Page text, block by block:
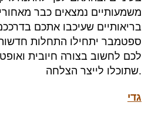
משמעותיים נמצאים כבר
בריאותיים שעיכבו אתכם
ספטמבר יתחילו התחלות
לכם לחשוב בצורה חיובית
שתוכלו לייצר הצלחה.
גדי